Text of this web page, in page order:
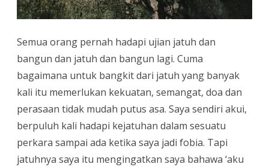
Semua orang pernah hadapi ujian jatuh dan
bangun dan jatuh dan bangun lagi. Cuma
bagaimana untuk bangkit dari jatuh yang banyak
kali itu memerlukan kekuatan, semangat, doa dan
perasaan tidak mudah putus asa. Saya sendiri akui,
berpuluh kali hadapi kejatuhan dalam sesuatu
perkara sampai ada ketika saya jadi fobia. Tapi
jatuhnya saya itu mengingatkan saya bahawa ‘aku